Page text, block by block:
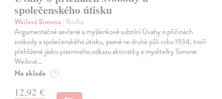
společenského útisku
Weilová Simone | Kniha
Argumentačně sevřené a myšlenkově subtilní Úvahy o příčinách
svobody a společenského útisku, psané ve druhé půli roku 1934, tvoří
přehlížené jádro písemného odkazu aktivistky a myslitelky Simone
Weilové…
Na sklade ?
12,92 €